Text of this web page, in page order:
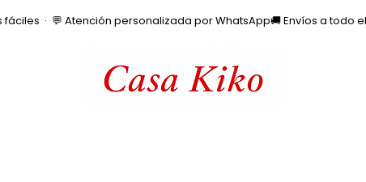
fáciles  ·  💬 Atención personalizada por WhatsApp